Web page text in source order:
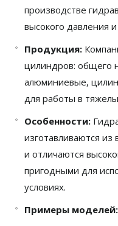
производстве
высокого давления
Продукция:
цилиндров: общего
алюминиевые,
для работы в
Особенности:
изготавливаются из
и отличаются
пригодными для
условиях.
Примеры моделей: